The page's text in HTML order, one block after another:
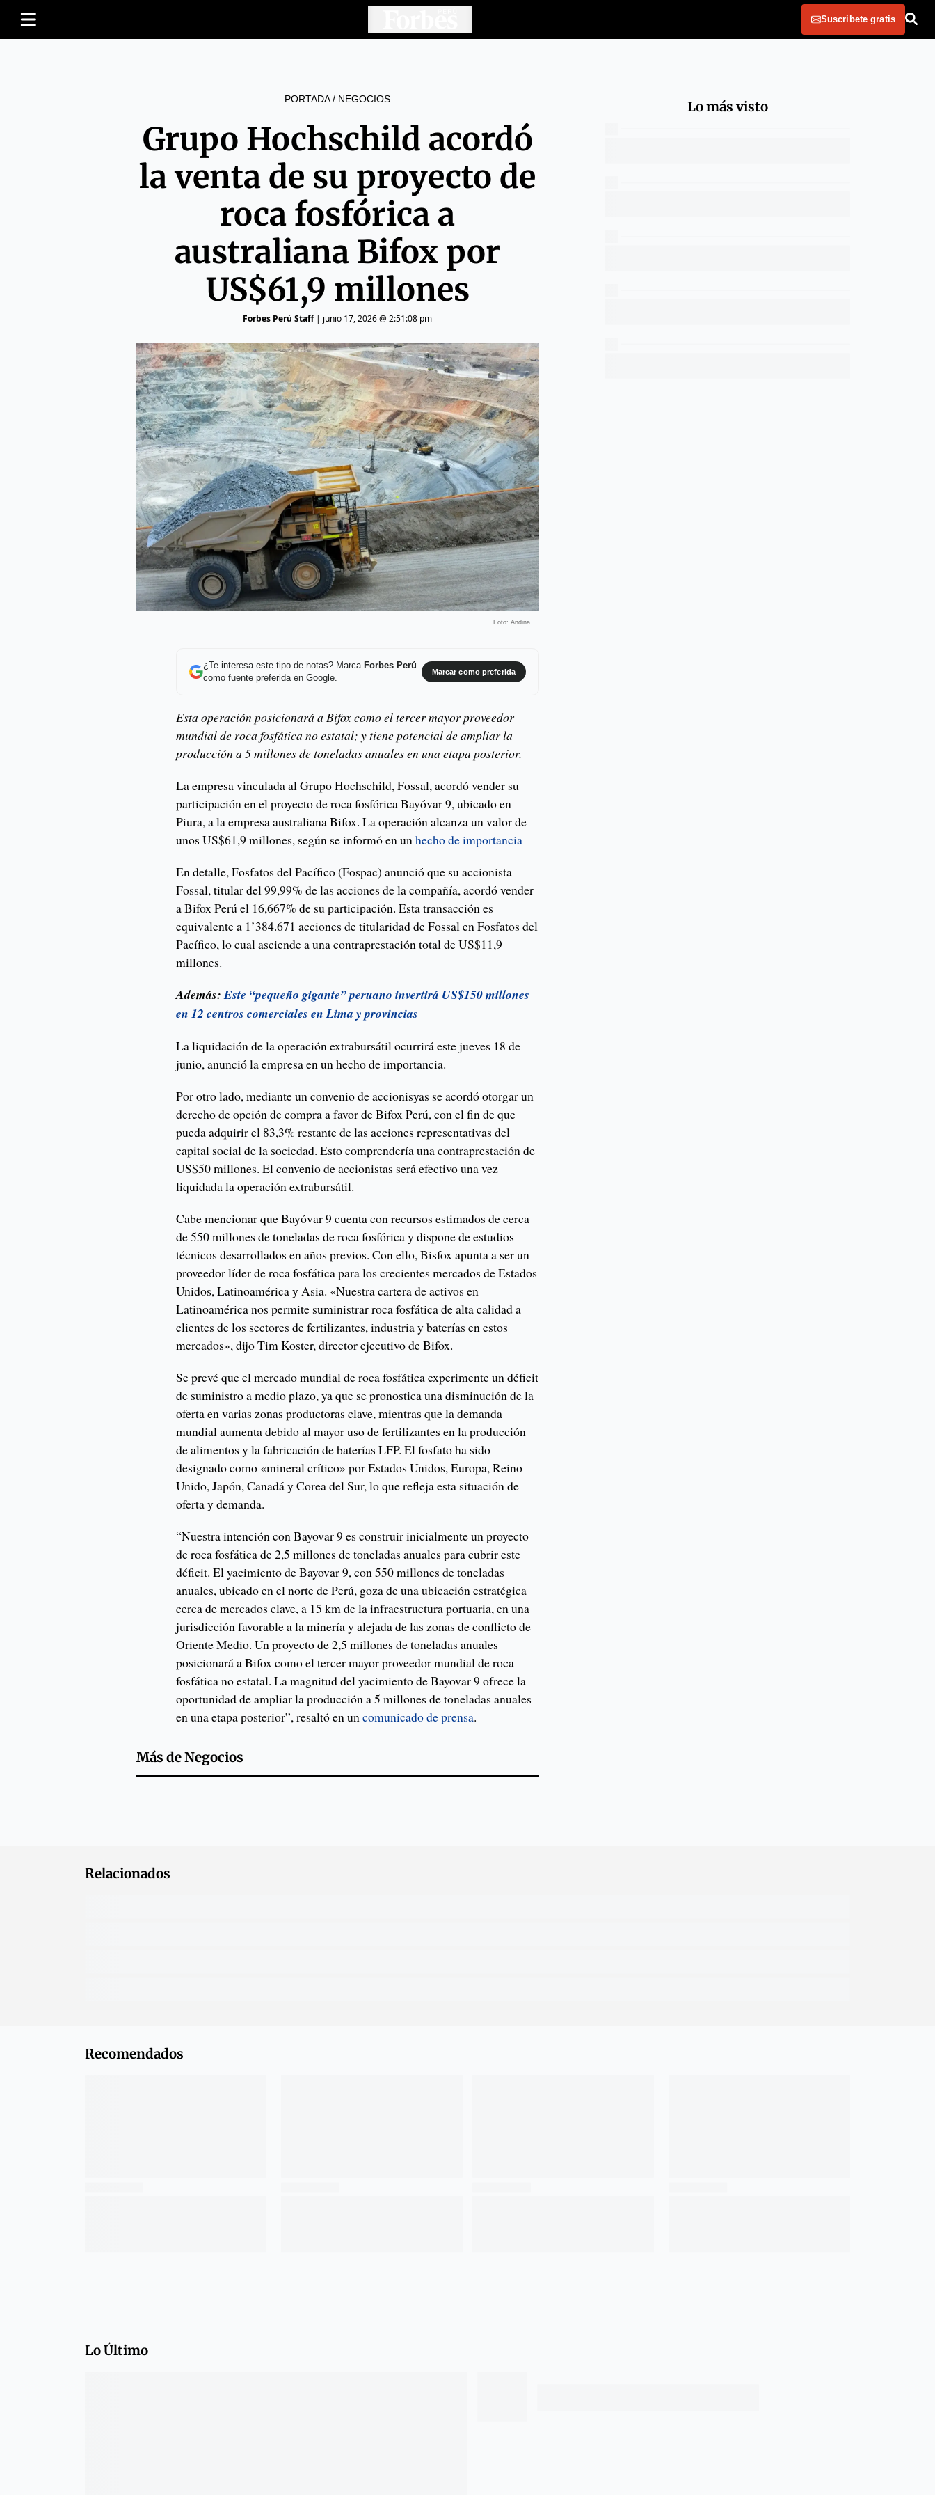
Suscribete gratis
PORTADA/ NEGOCIOS
Grupo Hochschild acordó
la venta de su proyecto de
roca fosfórica a
australiana Bifox por
US$61,9 millones
Forbes Perú Staff| junio 17, 2026 @ 2:51:08 pm
Foto: Andina.
¿Te interesa este tipo de notas? Marca Forbes Perú
como fuente preferida en Google.
Marcar como preferida
Esta operación posicionará a Bifox como el tercer mayor proveedor
mundial de roca fosfática no estatal; y tiene potencial de ampliar la
producción a 5 millones de toneladas anuales en una etapa posterior.
La empresa vinculada al Grupo Hochschild, Fossal, acordó vender su
participación en el proyecto de roca fosfórica Bayóvar 9, ubicado en
Piura, a la empresa australiana Bifox. La operación alcanza un valor de
unos US$61,9 millones, según se informó en unhecho de importancia
En detalle, Fosfatos del Pacífico (Fospac) anunció que su accionista
Fossal, titular del 99,99% de las acciones de la compañía, acordó vender
a Bifox Perú el 16,667% de su participación. Esta transacción es
equivalente a 1’384.671 acciones de titularidad de Fossal en Fosfatos del
Pacífico, lo cual asciende a una contraprestación total de US$11,9
millones.
Además:Este “pequeño gigante” peruano invertirá US$150 millones
en 12 centros comerciales en Lima y provincias
La liquidación de la operación extrabursátil ocurrirá este jueves 18 de
junio, anunció la empresa en un hecho de importancia.
Por otro lado, mediante un convenio de accionisyas se acordó otorgar un
derecho de opción de compra a favor de Bifox Perú, con el fin de que
pueda adquirir el 83,3% restante de las acciones representativas del
capital social de la sociedad. Esto comprendería una contraprestación de
US$50 millones. El convenio de accionistas será efectivo una vez
liquidada la operación extrabursátil.
Cabe mencionar que Bayóvar 9 cuenta con recursos estimados de cerca
de 550 millones de toneladas de roca fosfórica y dispone de estudios
técnicos desarrollados en años previos. Con ello, Bisfox apunta a ser un
proveedor líder de roca fosfática para los crecientes mercados de Estados
Unidos, Latinoamérica y Asia. «Nuestra cartera de activos en
Latinoamérica nos permite suministrar roca fosfática de alta calidad a
clientes de los sectores de fertilizantes, industria y baterías en estos
mercados», dijo Tim Koster, director ejecutivo de Bifox.
Se prevé que el mercado mundial de roca fosfática experimente un déficit
de suministro a medio plazo, ya que se pronostica una disminución de la
oferta en varias zonas productoras clave, mientras que la demanda
mundial aumenta debido al mayor uso de fertilizantes en la producción
de alimentos y la fabricación de baterías LFP. El fosfato ha sido
designado como «mineral crítico» por Estados Unidos, Europa, Reino
Unido, Japón, Canadá y Corea del Sur, lo que refleja esta situación de
oferta y demanda.
“Nuestra intención con Bayovar 9 es construir inicialmente un proyecto
de roca fosfática de 2,5 millones de toneladas anuales para cubrir este
déficit. El yacimiento de Bayovar 9, con 550 millones de toneladas
anuales, ubicado en el norte de Perú, goza de una ubicación estratégica
cerca de mercados clave, a 15 km de la infraestructura portuaria, en una
jurisdicción favorable a la minería y alejada de las zonas de conflicto de
Oriente Medio. Un proyecto de 2,5 millones de toneladas anuales
posicionará a Bifox como el tercer mayor proveedor mundial de roca
fosfática no estatal. La magnitud del yacimiento de Bayovar 9 ofrece la
oportunidad de ampliar la producción a 5 millones de toneladas anuales
en una etapa posterior”, resaltó en uncomunicado de prensa.
Más deNegocios
Lo más visto
Relacionados
Recomendados
Lo Último